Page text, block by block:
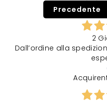
Precedente
2
Dall’ordine alla